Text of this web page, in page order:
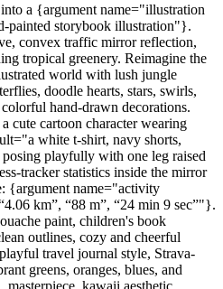
a {argument name="illustration
painted storybook illustration"}.
convex traffic mirror reflection,
tropical greenery. Reimagine the
world with lush jungle
doodle hearts, stars, swirls,
hand-drawn decorations.
cute cartoon character wearing
white t-shirt, navy shorts,
playfully with one leg raised
tracker statistics inside the mirror
{argument name="activity
km”, “88 m”, “24 min 9 sec”"}.
paint, children's book
outlines, cozy and cheerful
travel journal style, Strava-
greens, oranges, blues, and
kawaii aesthetic,